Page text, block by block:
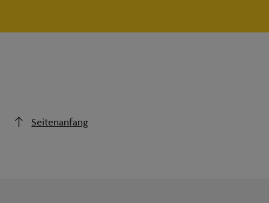
Seitenanfang